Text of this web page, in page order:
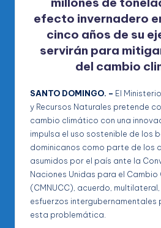
efecto invernadero
cinco años de su
servirán para
del cambio
SANTO DOMINGO. – El
y Recursos Naturales pretende
cambio climático con una
impulsa el uso sostenible de los
dominicanos como parte de los
asumidos por el país ante la
Naciones Unidas para el Cambio
(CMNUCC), acuerdo,
esfuerzos intergubernamentales
esta problemática.